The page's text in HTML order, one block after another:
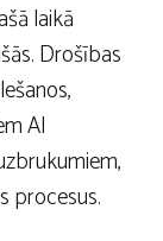
laikā
Drošības
AI
procesus.